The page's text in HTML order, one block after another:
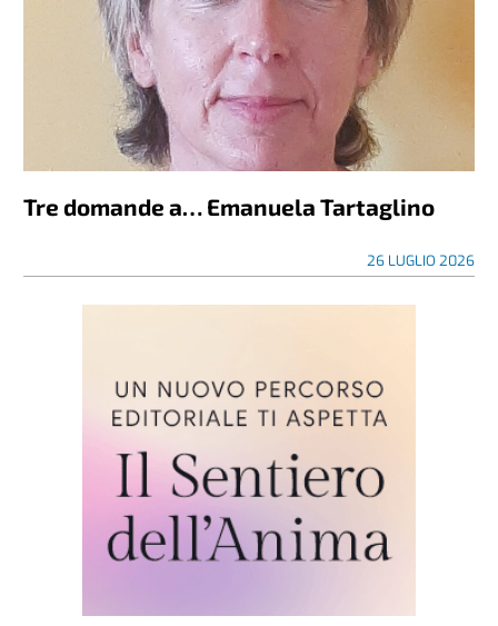
Tre domande a… Emanuela Tartaglino
26 LUGLIO 2026